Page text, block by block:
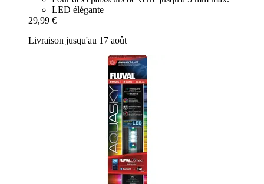
LED élégante
29,99 €
Livraison jusqu'au 17 août